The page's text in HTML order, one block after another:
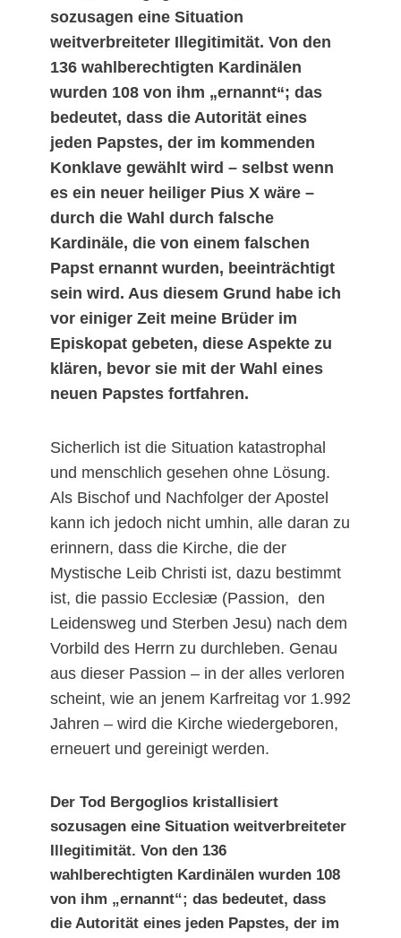
sozusagen eine Situation
weitverbreiteter Illegitimität. Von den
136 wahlberechtigten Kardinälen
wurden 108 von ihm „ernannt“; das
bedeutet, dass die Autorität eines
jeden Papstes, der im kommenden
Konklave gewählt wird – selbst wenn
es ein neuer heiliger Pius X wäre –
durch die Wahl durch falsche
Kardinäle, die von einem falschen
Papst ernannt wurden, beeinträchtigt
sein wird. Aus diesem Grund habe ich
vor einiger Zeit meine Brüder im
Episkopat gebeten, diese Aspekte zu
klären, bevor sie mit der Wahl eines
neuen Papstes fortfahren.
Sicherlich ist die Situation katastrophal
und menschlich gesehen ohne Lösung.
Als Bischof und Nachfolger der Apostel
kann ich jedoch nicht umhin, alle daran zu
erinnern, dass die Kirche, die der
Mystische Leib Christi ist, dazu bestimmt
ist, die passio Ecclesiæ (Passion, den
Leidensweg und Sterben Jesu) nach dem
Vorbild des Herrn zu durchleben. Genau
aus dieser Passion – in der alles verloren
scheint, wie an jenem Karfreitag vor 1.992
Jahren – wird die Kirche wiedergeboren,
erneuert und gereinigt werden.
Der Tod Bergoglios kristallisiert
sozusagen eine Situation weitverbreiteter
Illegitimität. Von den 136
wahlberechtigten Kardinälen wurden 108
von ihm „ernannt“; das bedeutet, dass
die Autorität eines jeden Papstes, der im